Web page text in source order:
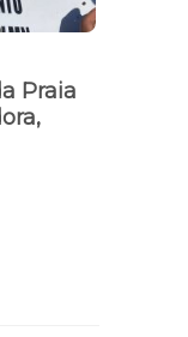
Praia